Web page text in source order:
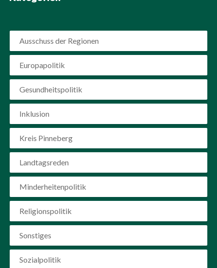
Ausschuss der Regionen
Europapolitik
Gesundheitspolitik
Inklusion
Kreis Pinneberg
Landtagsreden
Minderheitenpolitik
Religionspolitik
Sonstiges
Sozialpolitik